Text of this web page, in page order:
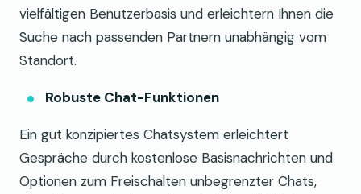
vielfältigen Benutzerbasis und erleichtern Ihnen die
Suche nach passenden Partnern unabhängig vom
Standort.
Robuste Chat-Funktionen
Ein gut konzipiertes Chatsystem erleichtert
Gespräche durch kostenlose Basisnachrichten und
Optionen zum Freischalten unbegrenzter Chats,